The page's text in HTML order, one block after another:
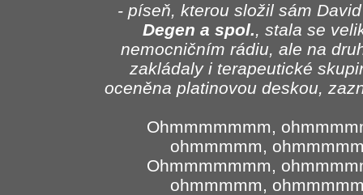
- píseň, kterou složil sám
Degen a spol., stala se
nemocničním rádiu, ale na
zakládaly i terapeutické
oceněna platinovou deskou,
Ohmmmmmmm,
ohmmmmm,
Ohmmmmmmm,
ohmmmmm,